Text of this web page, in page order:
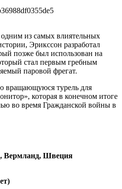
из самых влиятельных
Эрикссон разработал
позже был использован на
стал первым гребным
паровой фрегат.
вращающуюся турель для
которая в конечном итоге
во время Гражданской войны в
Вермланд, Швеция